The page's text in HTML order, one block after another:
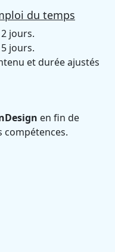
du temps
2 jours.
5 jours.
et durée ajustés
en fin de